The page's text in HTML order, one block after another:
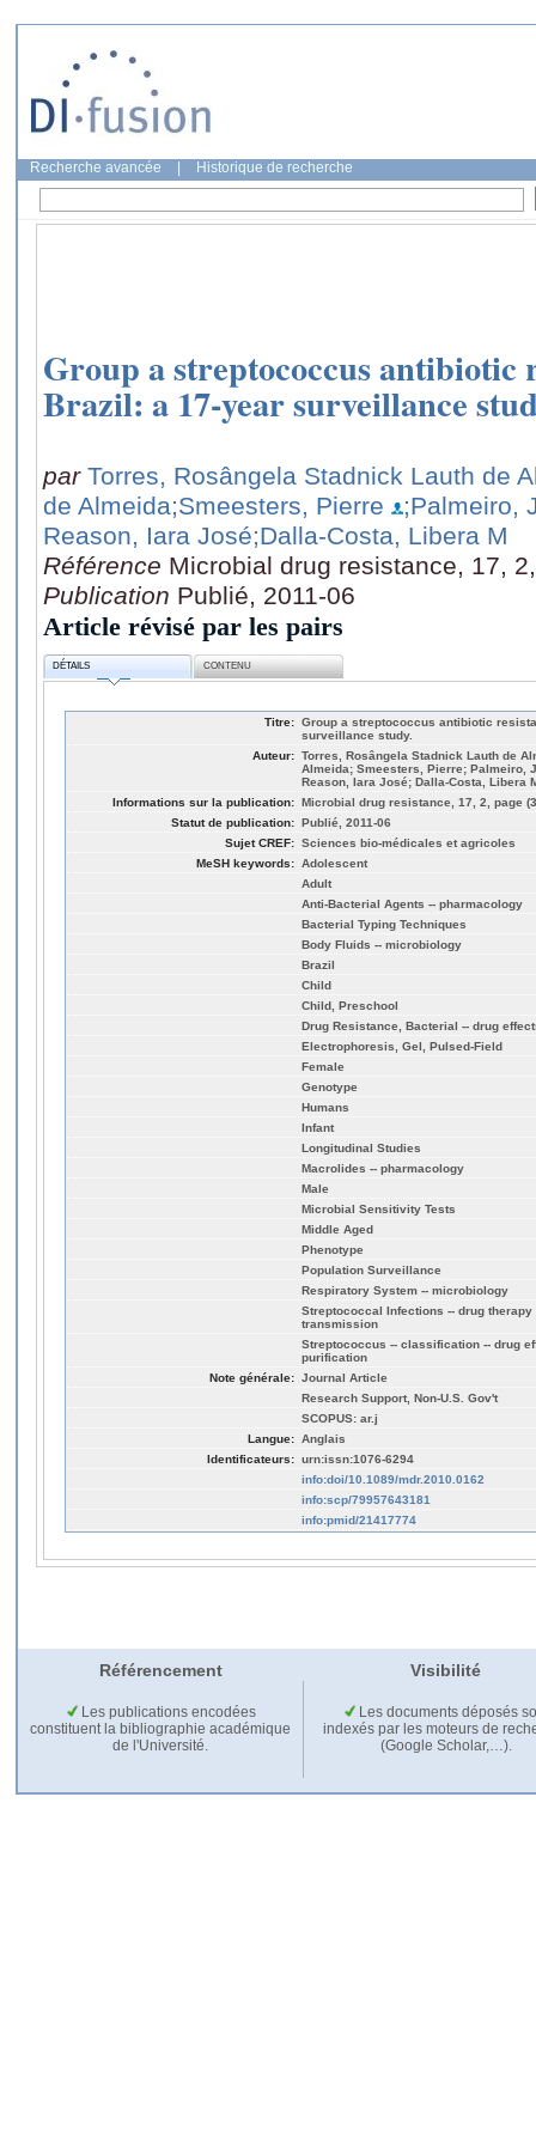
Recherche avancée Historique de recherche
Group a streptococcus antibiotic
Brazil: a 17-year surveillance
par Torres, Rosângela Stadnick Lauth de
de Almeida;Smeesters, Pierre
;Palmeiro,
Reason, Iara José;Dalla-Costa, Libera M
Référence Microbial drug resistance, 17,
Publication Publié, 2011-06
Article révisé par les pairs
DÉTAILS CONTENU
Titre: Group a streptococcus antibiotic
surveillance study.
Auteur: Torres, Rosângela Stadnick Lauth de
Almeida; Smeesters, Pierre; Palmeiro,
Reason, Iara José; Dalla-Costa, Libera
Informations sur la publication: Microbial drug resistance, 17, 2, page
Statut de publication: Publié, 2011-06
Sujet CREF: Sciences bio-médicales et agricoles
MeSH keywords: Adolescent
Adult
Anti-Bacterial Agents -- pharmacology
Bacterial Typing Techniques
Body Fluids -- microbiology
Brazil
Child
Child, Preschool
Drug Resistance, Bacterial -- drug
Electrophoresis, Gel, Pulsed-Field
Female
Genotype
Humans
Infant
Longitudinal Studies
Macrolides -- pharmacology
Male
Microbial Sensitivity Tests
Middle Aged
Phenotype
Population Surveillance
Respiratory System -- microbiology
Streptococcal Infections -- drug
transmission
Streptococcus -- classification -- drug
purification
Note générale: Journal Article
Research Support, Non-U.S. Gov't
SCOPUS: ar.j
Langue: Anglais
Identificateurs: urn:issn:1076-6294
info:doi/10.1089/mdr.2010.0162
info:scp/79957643181
info:pmid/21417774
Référencement Visibilité
Les publications encodées
constituent la bibliographie académique
de l'Université.
Les documents déposés
indexés par les moteurs de
(Google Scholar,…).